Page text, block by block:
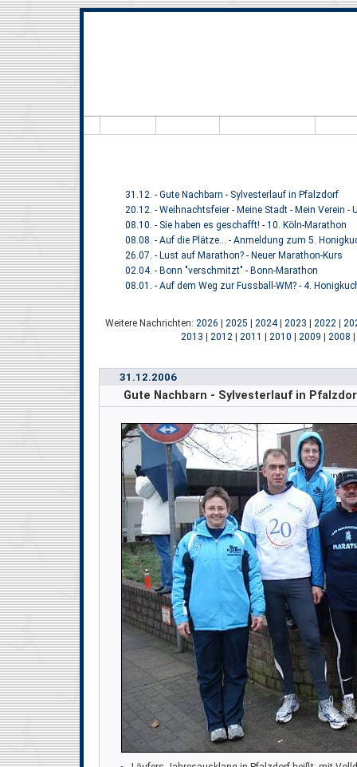
31.12. - Gute Nachbarn - Sylvesterlauf in Pfalzdorf
20.12. - Weihnachtsfeier - Meine Stadt - Mein Verein -
08.10. - Sie haben es geschafft! - 10. Köln-Marathon
08.08. - Auf die Plätze... - Anmeldung zum 5.
26.07. - Lust auf Marathon? - Neuer Marathon-Kurs
02.04. - Bonn "verschmitzt" - Bonn-Marathon
08.01. - Auf dem Weg zur Fussball-WM? - 4.
Weitere Nachrichten: 2026 2025 2024 2023 2022
2013
2012 2011 2010 2009 2008
31.12.2006
Gute Nachbarn - Sylvesterlauf in